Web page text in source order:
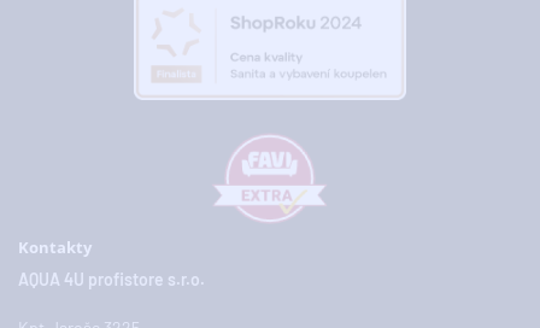
Kontakty
AQUA 4U profistore s.r.o.